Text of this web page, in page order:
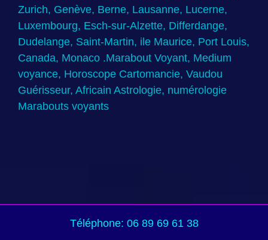
Zurich, Genève, Berne, Lausanne, Lucerne,
Luxembourg, Esch-sur-Alzette, Differdange,
Dudelange, Saint-Martin, ile Maurice, Port Louis,
Canada, Monaco .Marabout Voyant, Medium
voyance, Horoscope Cartomancie, Vaudou
Guérisseur, Africain Astrologie, numérologie
Marabouts voyants
Téléphone: 06 89 69 61 38